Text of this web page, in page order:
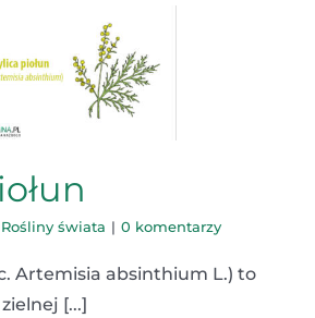
Rośliny świata | 0 komentarzy
Artemisia absinthium L.) to
[...]